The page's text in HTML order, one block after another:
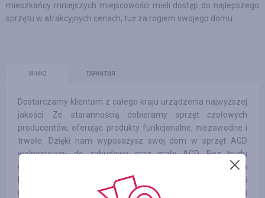
mieszkańcy mniejszych miejscowości mieli dostęp do najlepszego
sprzętu w atrakcyjnych cenach, tuż za rogiem swojego domu.
ИНФО ГАРАНТИЯ
Dostarczamy klientom z całego kraju urządzenia najwyższej
jakości. Ze starannością dobieramy sprzęt czołowych
producentów, oferując produkty funkcjonalne, niezawodne i
trwałe. Dzięki nam wyposażysz swój dom w sprzęt AGD
wolnostojący, do zabudowy oraz małe AGD. Bez trudu
dobierzesz też odpowiedni telewizor, nowoczesny smartfon
lub laptop. W naszej ofercie znajdziesz również wiele modeli
urządzeń elektrycznych, będących ekologicznym i